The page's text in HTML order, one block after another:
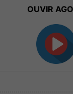
OUVIR